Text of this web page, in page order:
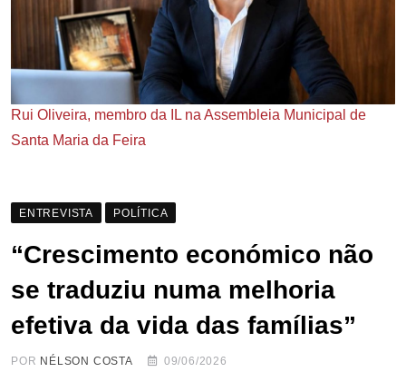
Rui Oliveira, membro da IL na Assembleia Municipal de
Santa Maria da Feira
ENTREVISTA POLÍTICA
“Crescimento económico não
se traduziu numa melhoria
efetiva da vida das famílias”
POR NÉLSON COSTA 09/06/2026